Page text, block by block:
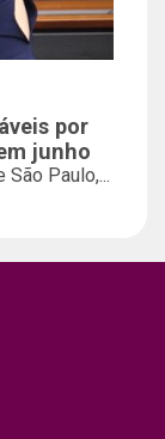
por
junho
Paulo,...